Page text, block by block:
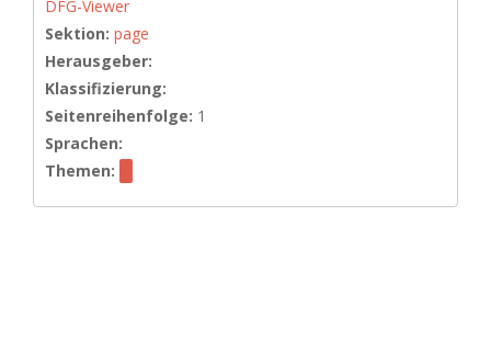
DFG-Viewer
Sektion: page
Herausgeber:
Klassifizierung:
Seitenreihenfolge: 1
Sprachen:
Themen: